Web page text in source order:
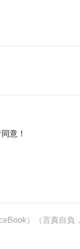
意！
）（言責自負